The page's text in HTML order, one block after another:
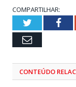
COMPARTILHAR:
Twitter
Email
CONTEÚDO